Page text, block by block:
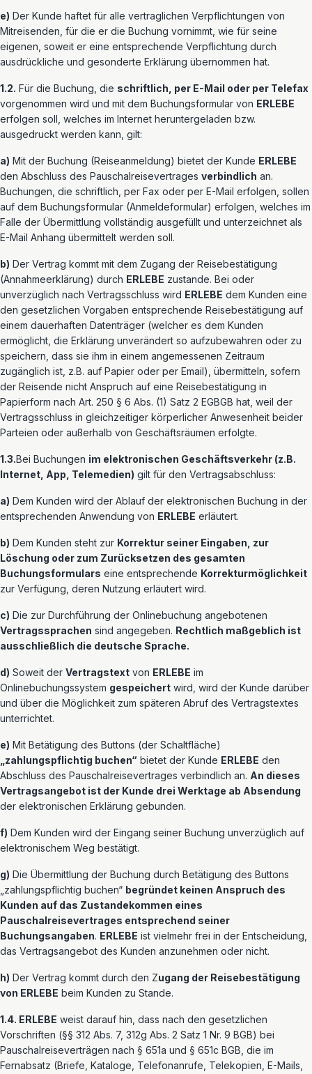
e) Der Kunde haftet für alle vertraglichen Verpflichtungen von
Mitreisenden, für die er die Buchung vornimmt, wie für seine
eigenen, soweit er eine entsprechende Verpflichtung durch
ausdrückliche und gesonderte Erklärung übernommen hat.
1.2. Für die Buchung, die schriftlich, per E-Mail oder per Telefax
vorgenommen wird und mit dem Buchungsformular von ERLEBE
erfolgen soll, welches im Internet heruntergeladen bzw.
ausgedruckt werden kann, gilt:
a) Mit der Buchung (Reiseanmeldung) bietet der Kunde ERLEBE
den Abschluss des Pauschalreisevertrages verbindlich an.
Buchungen, die schriftlich, per Fax oder per E-Mail erfolgen, sollen
auf dem Buchungsformular (Anmeldeformular) erfolgen, welches im
Falle der Übermittlung vollständig ausgefüllt und unterzeichnet als
E-Mail Anhang übermittelt werden soll.
b) Der Vertrag kommt mit dem Zugang der Reisebestätigung
(Annahmeerklärung) durch ERLEBE zustande. Bei oder
unverzüglich nach Vertragsschluss wird ERLEBE dem Kunden eine
den gesetzlichen Vorgaben entsprechende Reisebestätigung auf
einem dauerhaften Datenträger (welcher es dem Kunden
ermöglicht, die Erklärung unverändert so aufzubewahren oder zu
speichern, dass sie ihm in einem angemessenen Zeitraum
zugänglich ist, z.B. auf Papier oder per Email), übermitteln, sofern
der Reisende nicht Anspruch auf eine Reisebestätigung in
Papierform nach Art. 250 § 6 Abs. (1) Satz 2 EGBGB hat, weil der
Vertragsschluss in gleichzeitiger körperlicher Anwesenheit beider
Parteien oder außerhalb von Geschäftsräumen erfolgte.
1.3.Bei Buchungen im elektronischen Geschäftsverkehr (z.B.
Internet, App, Telemedien) gilt für den Vertragsabschluss:
a) Dem Kunden wird der Ablauf der elektronischen Buchung in der
entsprechenden Anwendung von ERLEBE erläutert.
b) Dem Kunden steht zur Korrektur seiner Eingaben, zur
Löschung oder zum Zurücksetzen des gesamten
Buchungsformulars eine entsprechende Korrekturmöglichkeit
zur Verfügung, deren Nutzung erläutert wird.
c) Die zur Durchführung der Onlinebuchung angebotenen
Vertragssprachen sind angegeben. Rechtlich maßgeblich ist
ausschließlich die deutsche Sprache.
d) Soweit der Vertragstext von ERLEBE im
Onlinebuchungssystem gespeichert wird, wird der Kunde darüber
und über die Möglichkeit zum späteren Abruf des Vertragstextes
unterrichtet.
e) Mit Betätigung des Buttons (der Schaltfläche)
„zahlungspflichtig buchen“ bietet der Kunde ERLEBE den
Abschluss des Pauschalreisevertrages verbindlich an. An dieses
Vertragsangebot ist der Kunde drei Werktage ab Absendung
der elektronischen Erklärung gebunden.
f) Dem Kunden wird der Eingang seiner Buchung unverzüglich auf
elektronischem Weg bestätigt.
g) Die Übermittlung der Buchung durch Betätigung des Buttons
„zahlungspflichtig buchen“ begründet keinen Anspruch des
Kunden auf das Zustandekommen eines
Pauschalreisevertrages entsprechend seiner
Buchungsangaben. ERLEBE ist vielmehr frei in der Entscheidung,
das Vertragsangebot des Kunden anzunehmen oder nicht.
h) Der Vertrag kommt durch den Zugang der Reisebestätigung
von ERLEBE beim Kunden zu Stande.
1.4. ERLEBE weist darauf hin, dass nach den gesetzlichen
Vorschriften (§§ 312 Abs. 7, 312g Abs. 2 Satz 1 Nr. 9 BGB) bei
Pauschalreiseverträgen nach § 651a und § 651c BGB, die im
Fernabsatz (Briefe, Kataloge, Telefonanrufe, Telekopien, E-Mails,